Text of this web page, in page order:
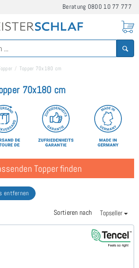
Beratung 0800 10 77 777
Topper 70x180 cm
70x180 cm
Topper finden
entfernen
Sortieren nach Topseller